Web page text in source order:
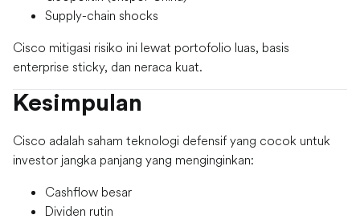
Supply-chain shocks
Cisco mitigasi risiko ini lewat portofolio luas, basis
enterprise sticky, dan neraca kuat.
Kesimpulan
Cisco adalah saham teknologi defensif yang cocok untuk
investor jangka panjang yang menginginkan:
Cashflow besar
Dividen rutin